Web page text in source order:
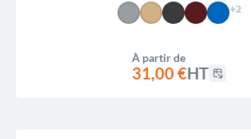
+2
À partir de
31,00 €HT